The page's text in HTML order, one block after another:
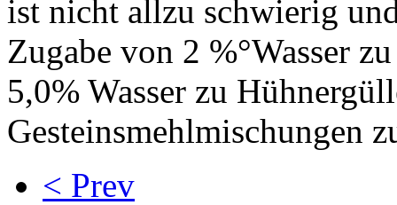
ist nicht allzu schwierig
Zugabe von 2 %°Wasser
5,0% Wasser zu
Gesteinsmehlmischungen
< Prev